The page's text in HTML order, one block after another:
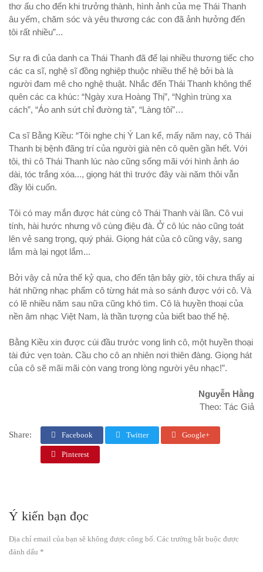
thơ ấu cho đến khi trưởng thành, hình ảnh của mẹ Thái Thanh
âu yếm, chăm sóc và yêu thương các con đã ảnh hưởng đến
tôi rất nhiều”...
Sự ra đi của danh ca Thái Thanh đã để lại nhiều thương tiếc cho
các ca sĩ, nghệ sĩ đồng nghiệp thuộc nhiều thế hệ bởi bà là
người đam mê cho nghệ thuật. Nhắc đến Thái Thanh không thể
quên các ca khúc: “Ngày xưa Hoàng Thị”, “Nghìn trùng xa
cách”, “Áo anh sứt chỉ đường tà”, “Làng tôi”…
Ca sĩ Bằng Kiều: “Tôi nghe chị Ý Lan kể, mấy năm nay, cô Thái
Thanh bị bệnh đãng trí của người già nên cô quên gần hết. Với
tôi, thì cô Thái Thanh lúc nào cũng sống mãi với hình ảnh áo
dài, tóc trắng xóa..., giọng hát thì trước đây vài năm thôi vẫn
đầy lôi cuốn.
Tôi có may mắn được hát cùng cô Thái Thanh vài lần. Cô vui
tính, hài hước nhưng vô cùng điệu đà. Ở cô lúc nào cũng toát
lên vẻ sang trọng, quý phái. Giọng hát của cô cũng vậy, sang
lắm mà lại ngọt lắm...
Bởi vậy cả nửa thế kỷ qua, cho đến tận bây giờ, tôi chưa thấy ai
hát những nhạc phẩm cô từng hát mà so sánh được với cô. Và
có lẽ nhiều năm sau nữa cũng khó tìm. Cô là huyền thoại của
nền âm nhạc Việt Nam, là thần tượng của biết bao thế hệ.
Bằng Kiều xin được cúi đầu trước vong linh cô, một huyền thoại
tài đức vẹn toàn. Cầu cho cô an nhiên nơi thiên đàng. Giọng hát
của cô sẽ mãi mãi còn vang trong lòng người yêu nhạc!”.
Nguyễn Hằng
Theo: Tác Giả
Share: Facebook Twitter Google+
Pinterest
Ý kiến bạn đọc
Địa chỉ email của bạn sẽ không được công bố. Các trường bắt buộc được
đánh dấu *